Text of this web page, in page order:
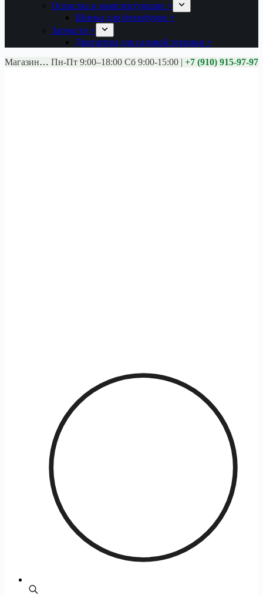
Оснастка и комплектующие +
Шнеки для бензобуров +
Запчасти +
Двигатели для садовой техники +
Магазины: Калуга ул. Московская д.113
Пн-Пт 9:00–18:00 Сб 9:00-15:00 | +7 (910) 915-97-97